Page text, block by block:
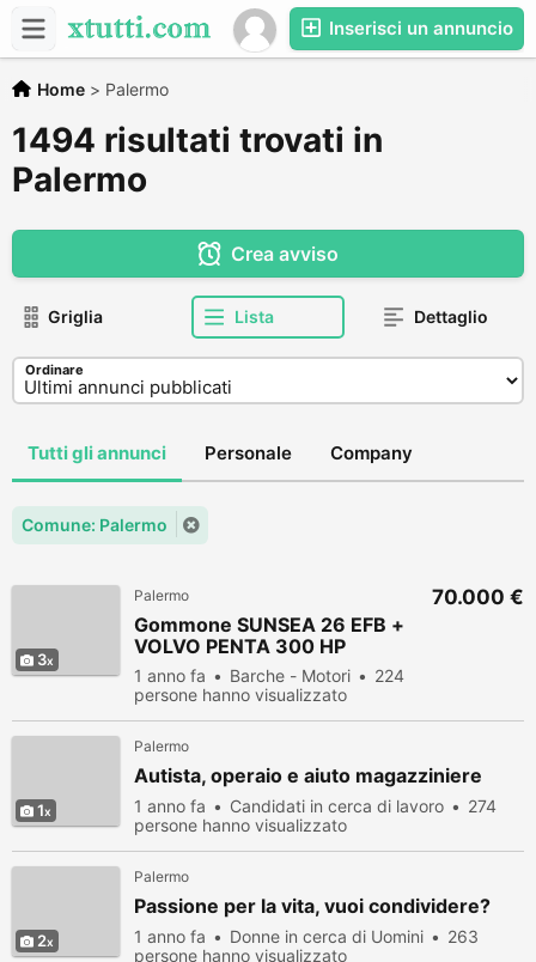
Inserisci un annuncio
Home > Palermo
1494 risultati trovati in
Palermo
Crea avviso
Griglia Lista Dettaglio
Ordinare
Tutti gli annunci Personale Company
Comune: Palermo
3
Palermo
Gommone SUNSEA 26 EFB +
VOLVO PENTA 300 HP
1 anno fa Barche - Motori
224
persone hanno visualizzato
70.000 €
1
Palermo
Autista, operaio e aiuto magazziniere
1 anno fa Candidati in cerca di lavoro
274
persone hanno visualizzato
2
Palermo
Passione per la vita, vuoi condividere?
1 anno fa Donne in cerca di Uomini
263
persone hanno visualizzato